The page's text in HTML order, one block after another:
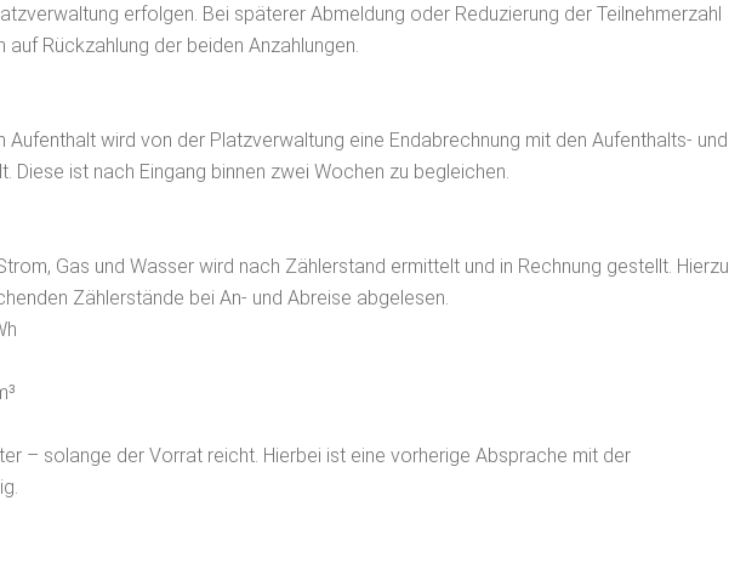
erfolgen. Bei späterer Abmeldung oder Reduzierung der Teilnehmerzahl
auf Rückzahlung der beiden Anzahlungen.
Aufenthalt wird von der Platzverwaltung eine Endabrechnung mit den Aufenthalts- und
Diese ist nach Eingang binnen zwei Wochen zu begleichen.
Gas und Wasser wird nach Zählerstand ermittelt und in Rechnung gestellt. Hierzu
Zählerstände bei An- und Abreise abgelesen.
– solange der Vorrat reicht. Hierbei ist eine vorherige Absprache mit der